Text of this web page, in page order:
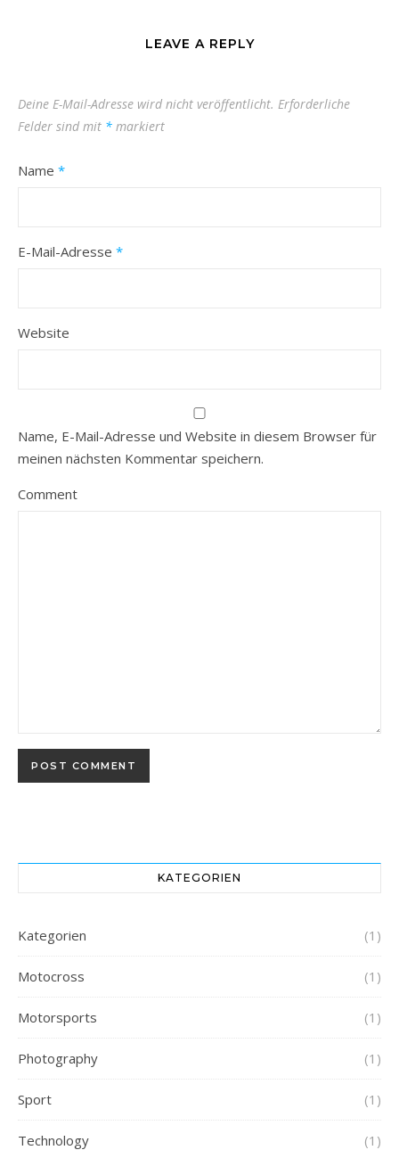
LEAVE A REPLY
Deine E-Mail-Adresse wird nicht veröffentlicht. Erforderliche
Felder sind mit * markiert
Name *
E-Mail-Adresse *
Website
Name, E-Mail-Adresse und Website in diesem Browser für
meinen nächsten Kommentar speichern.
Comment
KATEGORIEN
Kategorien (1)
Motocross (1)
Motorsports (1)
Photography (1)
Sport (1)
Technology (1)